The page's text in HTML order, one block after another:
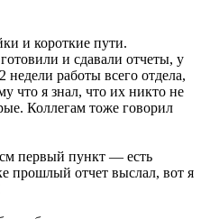
и короткие пути.
и сдавали отчеты, у
недели работы всего отдела,
что я знал, что их никто не
Коллегам тоже говорил
первый пункт — есть
прошлый отчет выслал, вот я